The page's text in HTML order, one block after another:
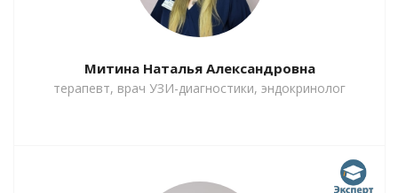
Митина Наталья Александровна
терапевт, врач УЗИ-диагностики, эндокринолог